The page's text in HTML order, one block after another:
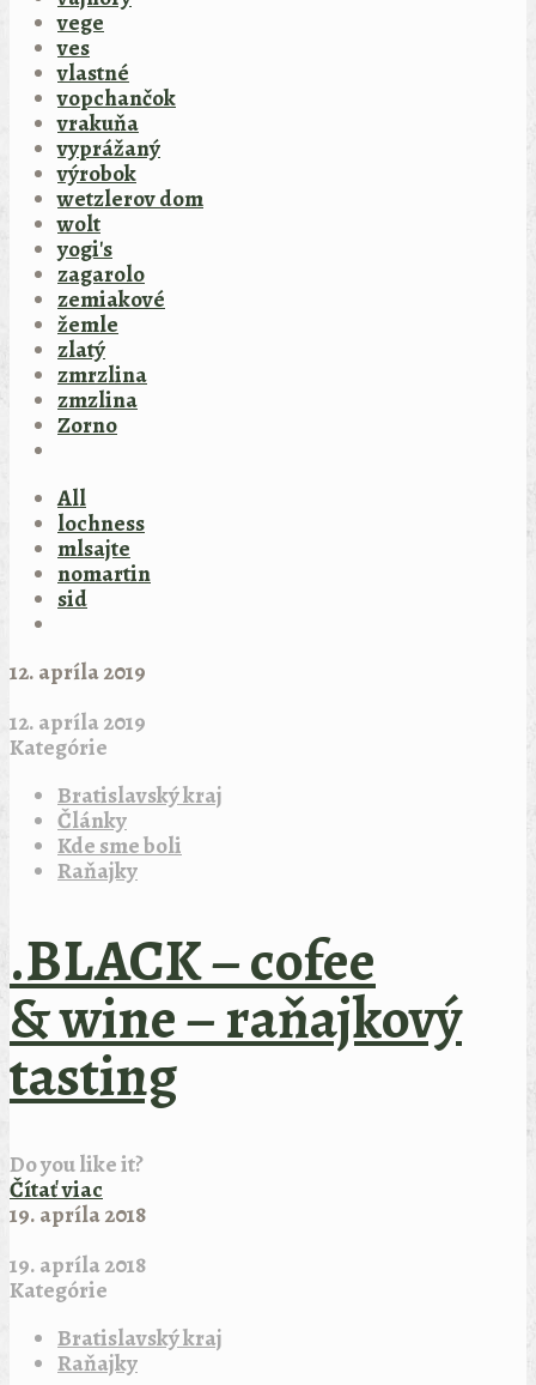
vege
ves
vlastné
vopchančok
vrakuňa
vyprážaný
výrobok
wetzlerov dom
wolt
yogi's
zagarolo
zemiakové
žemle
zlatý
zmrzlina
zmzlina
Zorno
All
lochness
mlsajte
nomartin
sid
12. apríla 2019
12. apríla 2019
Kategórie
Bratislavský kraj
Články
Kde sme boli
Raňajky
.BLACK – cofee
& wine – raňajkový
tasting
Do you like it?
Čítať viac
19. apríla 2018
19. apríla 2018
Kategórie
Bratislavský kraj
Raňajky